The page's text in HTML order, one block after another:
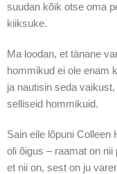
suudan kõik otse oma
kiiksuke.
Ma loodan, et tänane
hommikud ei ole enam
ja nautisin seda
selliseid hommikuid.
Sain eile lõpuni Colleen
oli õigus – raamat on
et nii on, sest on ju